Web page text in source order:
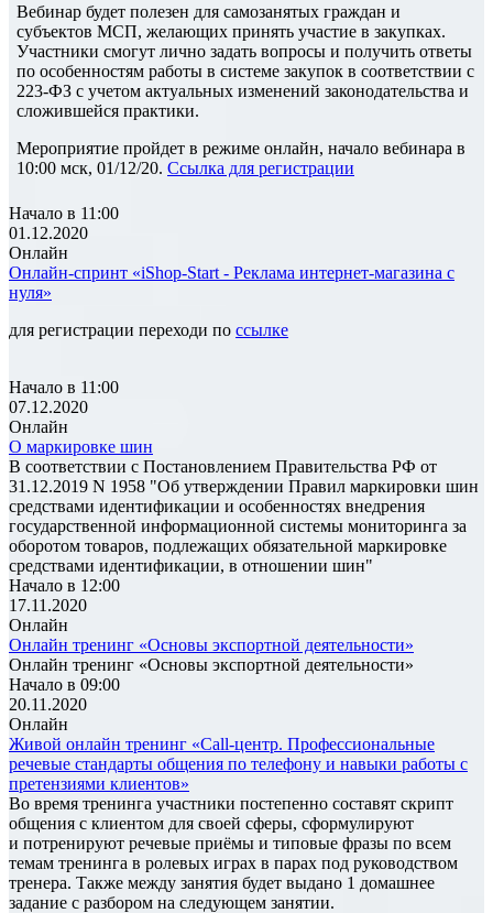
Вебинар будет полезен для самозанятых граждан и
субъектов МСП, желающих принять участие в закупках.
Участники смогут лично задать вопросы и получить ответы
по особенностям работы в системе закупок в соответствии с
223-ФЗ с учетом актуальных изменений законодательства и
сложившейся практики.
Мероприятие пройдет в режиме онлайн, начало вебинара в
10:00 мск, 01/12/20. Ссылка для регистрации
Начало в 11:00
01.12.2020
Онлайн
Онлайн-спринт «iShop-Start - Реклама интернет-магазина с
нуля»
для регистрации переходи по ссылке
Начало в 11:00
07.12.2020
Онлайн
О маркировке шин
В соответствии с Постановлением Правительства РФ от
31.12.2019 N 1958 "Об утверждении Правил маркировки шин
средствами идентификации и особенностях внедрения
государственной информационной системы мониторинга за
оборотом товаров, подлежащих обязательной маркировке
средствами идентификации, в отношении шин"
Начало в 12:00
17.11.2020
Онлайн
Онлайн тренинг «Основы экспортной деятельности»
Онлайн тренинг «Основы экспортной деятельности»
Начало в 09:00
20.11.2020
Онлайн
Живой онлайн тренинг «Call-центр. Профессиональные
речевые стандарты общения по телефону и навыки работы с
претензиями клиентов»
Во время тренинга участники постепенно составят скрипт
общения с клиентом для своей сферы, сформулируют
и потренируют речевые приёмы и типовые фразы по всем
темам тренинга в ролевых играх в парах под руководством
тренера. Также между занятия будет выдано 1 домашнее
задание с разбором на следующем занятии.